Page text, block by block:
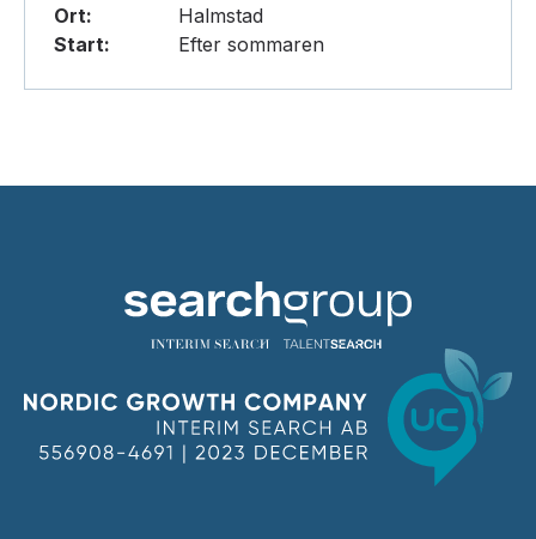
Ort:
Halmstad
Start:
Efter sommaren